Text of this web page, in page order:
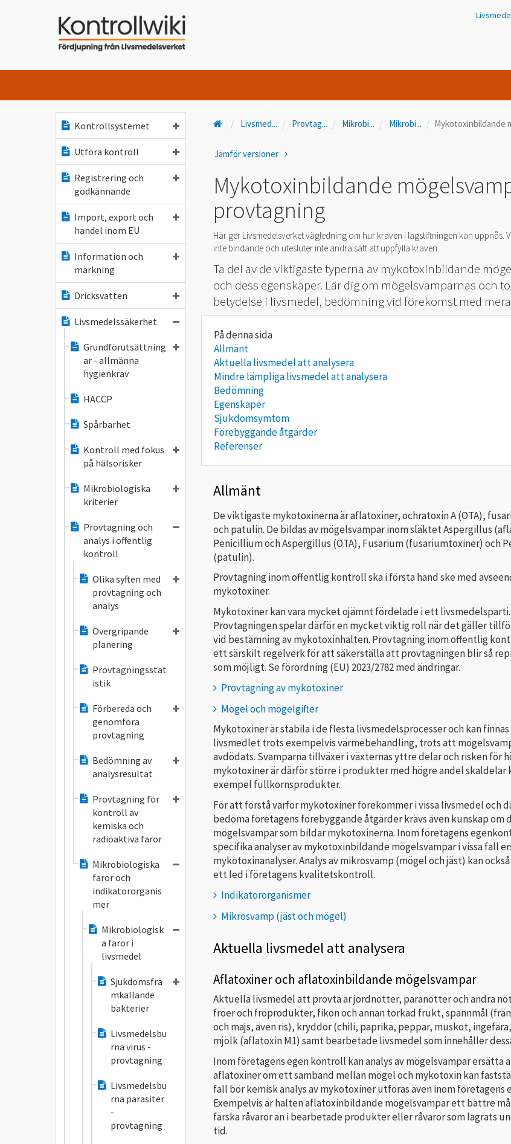
Kontrollsystemet
Utföra kontroll
Registrering och
godkännande
Import, export och
handel inom EU
Information och
märkning
Dricksvatten
Livsmedelssäkerhet
Grundförutsättning
ar - allmänna
hygienkrav
HACCP
Spårbarhet
Kontroll med fokus
på hälsorisker
Mikrobiologiska
kriterier
Provtagning och
analys i offentlig
kontroll
Olika syften med
provtagning och
analys
Övergripande
planering
Provtagningsstat
istik
Förbereda och
genomföra
provtagning
Bedömning av
analysresultat
Provtagning för
kontroll av
kemiska och
radioaktiva faror
Mikrobiologiska
faror och
indikatororganis
mer
Mikrobiologisk
a faror i
livsmedel
Sjukdomsfra
mkallande
bakterier
Livsmedelsbu
rna virus -
provtagning
Livsmedelsbu
rna parasiter
-
provtagning
Livsmed... Provtag... Mikrobi... Mikrobi... Mykotoxinbildande
Jämför versioner
Mykotoxinbildande
provtagning
Här ger Livsmedelsverket vägledning om hur kraven i lagstiftningen kan uppnås.
inte bindande och utesluter inte andra sätt att uppfylla kraven.
Ta del av de viktigaste typerna av mykotoxinbildande
och dess egenskaper. Lär dig om mögelsvamparnas och
betydelse i livsmedel, bedömning vid förekomst med
Allmänt
Aktuella livsmedel att analysera
Mindre lämpliga livsmedel att analysera
Bedömning
Egenskaper
Sjukdomsymtom
Förebyggande åtgärder
Referenser
Allmänt
De viktigaste mykotoxinerna är aflatoxiner, ochratoxin A (OTA),
och patulin. De bildas av mögelsvampar inom släktet Aspergillus
Penicillium och Aspergillus (OTA), Fusarium (fusariumtoxiner) och
(patulin).
Provtagning inom offentlig kontroll ska i första hand ske med
mykotoxiner.
Mykotoxiner kan vara mycket ojämnt fördelade i ett livsmedelsparti.
Provtagningen spelar därför en mycket viktig roll när det gäller
vid bestämning av mykotoxinhalten. Provtagning inom offentlig
ett särskilt regelverk för att säkerställa att provtagningen blir så
som möjligt. Se förordning (EU) 2023/2782 med ändringar.
Provtagning av mykotoxiner
Mögel och mögelgifter
Mykotoxiner är stabila i de flesta livsmedelsprocesser och kan finnas
livsmedlet trots exempelvis värmebehandling, trots att
avdödats. Svamparna tillväxer i växternas yttre delar och risken för
mykotoxiner är därför större i produkter med högre andel skaldelar
exempel fullkornsprodukter.
För att förstå varför mykotoxiner förekommer i vissa livsmedel och
bedöma företagens förebyggande åtgärder krävs även kunskap om
mögelsvampar som bildar mykotoxinerna. Inom företagens
specifika analyser av mykotoxinbildande mögelsvampar i vissa fall
mykotoxinanalyser. Analys av mikrosvamp (mögel och jäst) kan
ett led i företagens kvalitetskontroll.
Indikatororganismer
Mikrosvamp (jäst och mögel)
Aktuella livsmedel att analysera
Aflatoxiner och aflatoxinbildande mögelsvampar
Aktuella livsmedel att provta är jordnötter, paranötter och andra
fröer och fröprodukter, fikon och annan torkad frukt, spannmål
och majs, även ris), kryddor (chili, paprika, peppar, muskot,
mjölk (aflatoxin M1) samt bearbetade livsmedel som innehåller
Inom företagens egen kontroll kan analys av mögelsvampar ersätta
aflatoxiner om ett samband mellan mögel och mykotoxin kan
fall bör kemisk analys av mykotoxiner utföras även inom företagens
Exempelvis är halten aflatoxinbildande mögelsvampar ett bättre
färska råvaror än i bearbetade produkter eller råvaror som lagrats
tid.